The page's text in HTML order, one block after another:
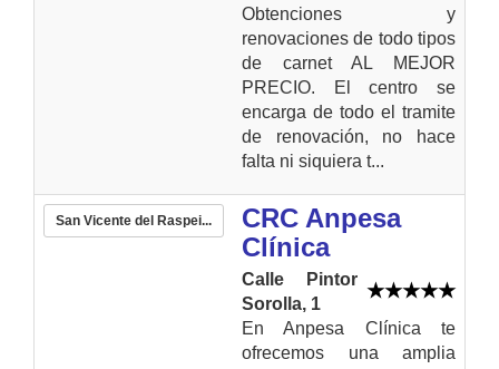
Obtenciones y
renovaciones de todo tipos
de carnet AL MEJOR
PRECIO. El centro se
encarga de todo el tramite
de renovación, no hace
falta ni siquiera t...
San Vicente del Raspei...
CRC Anpesa
Clínica
Calle Pintor
Sorolla, 1
En Anpesa Clínica te
ofrecemos una amplia